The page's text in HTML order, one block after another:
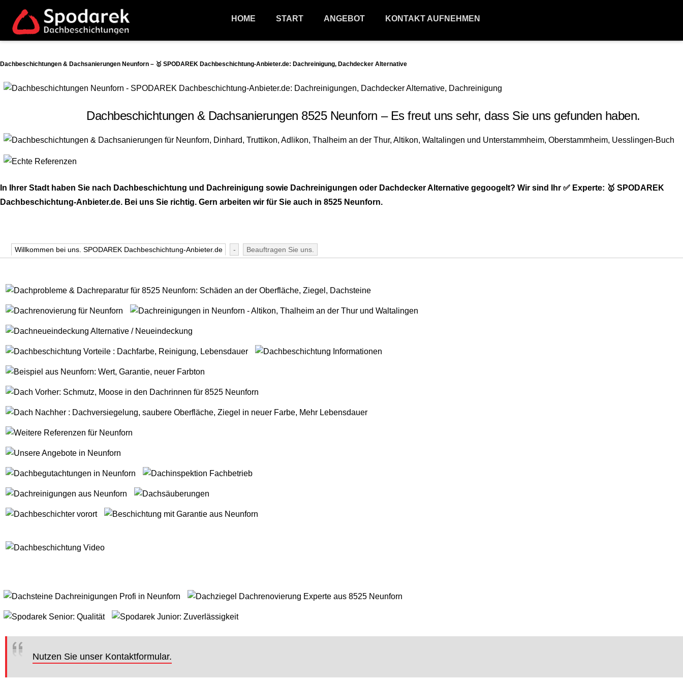
HOME START ANGEBOT KONTAKT AUFNEHMEN
Dachbeschichtungen & Dachsanierungen Neunforn – 🥇 SPODAREK Dachbeschichtung-Anbieter.de: Dachreinigung, Dachdecker Alternative
Dachbeschichtungen & Dachsanierungen 8525 Neunforn – Es freut uns sehr, dass Sie uns gefunden haben.
In Ihrer Stadt haben Sie nach Dachbeschichtung und Dachreinigung sowie Dachreinigungen oder Dachdecker Alternative gegoogelt? Wir sind Ihr ✅ Experte: 🥇 SPODAREK
Dachbeschichtung-Anbieter.de. Bei uns Sie richtig. Gern arbeiten wir für Sie auch in 8525 Neunforn.
Willkommen bei uns. SPODAREK Dachbeschichtung-Anbieter.de - Beauftragen Sie uns.
Nutzen Sie unser Kontaktformular.